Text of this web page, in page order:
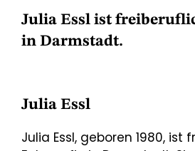
Julia Essl ist
in Darmstadt.
Julia Essl
Julia Essl, geboren 1980, ist